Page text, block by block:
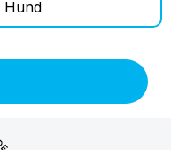
Hund